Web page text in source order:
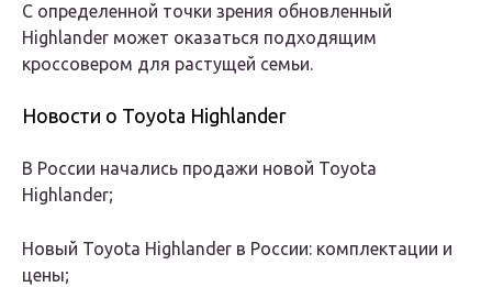
С определенной точки зрения обновленный
Highlander может оказаться подходящим
кроссовером для растущей семьи.
Новости о Toyota Highlander
В России начались продажи новой Toyota
Highlander;
Новый Toyota Highlander в России: комплектации и
цены;